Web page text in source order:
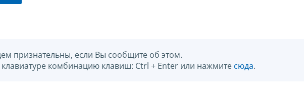
признательны, если Вы сообщите об этом.
комбинацию клавиш: Ctrl + Enter или нажмите сюда.